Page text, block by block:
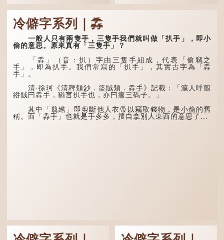
人體表面，例如手臂等
部位生長的細毛，也叫
「毳」，又叫「寒毛」、
「汗毛」。
醫學上，「毳毛」是一
個專有名詞。它指人類在兒
童時期長出的一種細小、不
易注意到卻又幾乎遍布全身
的毛髮。毳毛的密度因人而
異，其長度則通常不會...
大暑運金氣，荊揚不知
舟。
季，代表涼爽肅殺之氣。
「運」是「運行」，生動地
描寫大暑的酷熱阻礙金氣流
手法描寫炎熱阻滯了季節更
替。
「荊揚」指...
冷僻字系列｜掱
一般人只有兩隻手，三隻手我們就叫做「扒手」，即小
偷的意思。原來真有「三隻手」？
「掱」（音：扒）字由三隻手組成，代表「偷竊之
手」，即為扒手。我們常寫的「扒手」，其實古字為「掱
手」。
清·徐珂《清稗類鈔．盜賊類．掱手》記載：「滬人呼翦
綹賊曰掱手，猶言扒手也，亦曰癟三碼子。」
其中「翦綹」即剪斷他人衣帶以竊取錢物，是小偷的舊
稱。而「掱手」也就是手多多，擅自拿別人東西的意思了...